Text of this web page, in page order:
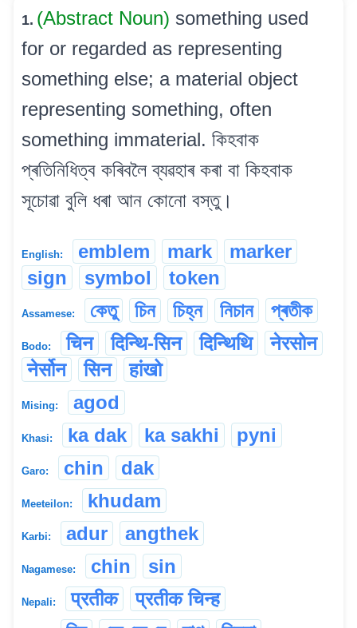
1. (Abstract Noun) something used
for or regarded as representing
something else; a material object
representing something, often
something immaterial. কিহবাক
প্ৰতিনিধিত্ব কৰিবলৈ ব্যৱহাৰ কৰা বা কিহবাক
সূচোৱা বুলি ধৰা আন কোনো বস্তু।
English: emblem mark
marker
sign
symbol token
Assamese: কেতু চিন চিহ্ন নিচান প্ৰতীক
Bodo: चिन दिन्थि-सिन दिन्थिथि
नेरसोन
नेर्सोन
सिन हांखो
Mising: agod
Khasi: ka dak ka sakhi pyni
Garo: chin dak
Meeteilon: khudam
Karbi: adur angthek
Nagamese: chin sin
Nepali: प्रतीक
प्रतीक चिन्ह